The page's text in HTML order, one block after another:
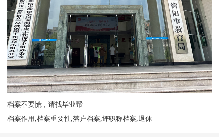
档案不要慌，请找毕业帮
档案作用,档案重要性,落户档案,评职称档案,退休